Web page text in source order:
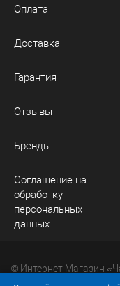
Оплата
Доставка
Гарантия
Отзывы
Бренды
Соглашение на
обработку
персональных
данных
© Интернет Магазин
Юридический адрес: